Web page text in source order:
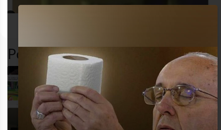
Popular en LVI
Todo rompen
Ya me veo así mañana, jaja